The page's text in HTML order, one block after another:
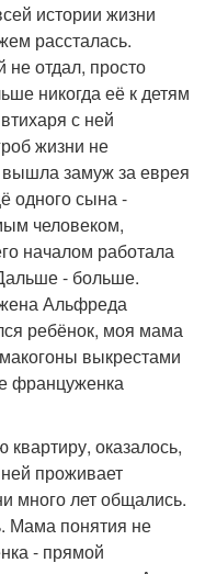
истории жизни
рассталась.
не отдал, просто
никогда её к детям
с ней
жизни не
замуж за еврея
одного сына -
человеком,
началом работала
- больше.
Альфреда
ребёнок, моя мама
выкрестами
француженка
оказалось,
проживает
много лет общались.
Мама понятия не
- прямой